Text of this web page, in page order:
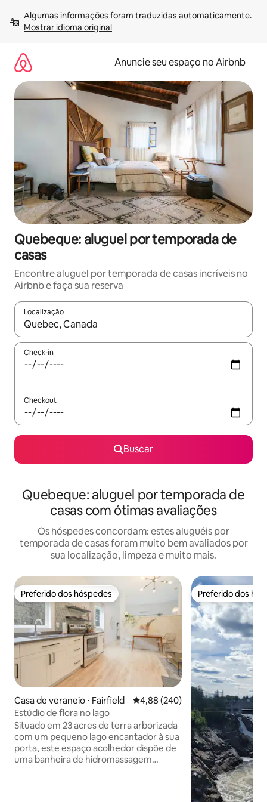
para
Mostrar idioma original
Anuncie seu espaço no Airbnb
Quebeque: aluguel por temporada de
casas
Encontre aluguel por temporada de casas incríveis no
Airbnb e faça sua reserva
Localização
Quando os resultados estiverem disponíveis, explore-os
Check-in
Checkout
Buscar
Quebeque: aluguel por temporada de
casas com ótimas avaliações
Os hóspedes concordam: estes aluguéis por
temporada de casas foram muito bem avaliados por
sua localização, limpeza e muito mais.
Preferido dos hóspedes
Preferido dos hóspedes
Casa de veraneio ⋅ Fairfield 4,88 de uma avaliação média de
4,88 (240)
Estúdio de flora no lago
Situado em 23 acres de terra arborizada
com um pequeno lago encantador à sua
porta, este espaço acolhedor dispõe de
uma banheira de hidromassagem
Preferido dos
Preferido dos